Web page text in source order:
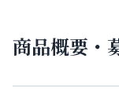
商品概要・